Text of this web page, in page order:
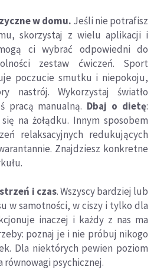
w domu. Jeśli nie potrafisz
skorzystaj z wielu aplikacji i
ci wybrać odpowiedni do
zestaw ćwiczeń. Sport
poczucie smutku i niepokoju,
nastrój. Wykorzystaj światło
pracą manualną. Dbaj o dietę:
na żołądku. Innym sposobem
relaksacyjnych redukujących
Znajdziesz konkretne
i czas. Wszyscy bardziej lub
w samotności, w ciszy i tylko dla
inaczej i każdy z nas ma
poznaj je i nie próbuj nikogo
Dla niektórych pewien poziom
psychicznej.